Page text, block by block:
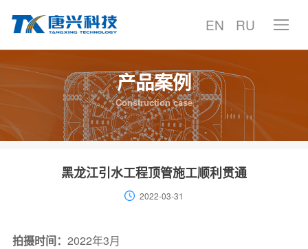
EN RU
产品中心
服务支持
产品案例
Construction case
黑龙江引水工程顶管施工顺利贯通
2022-03-31
拍摄时间： 2022年3月